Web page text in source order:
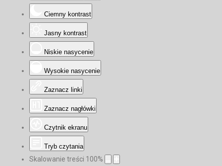
Ciemny kontrast
Jasny kontrast
Niskie nasycenie
Wysokie nasycenie
Zaznacz linki
Zaznacz nagłówki
Czytnik ekranu
Tryb czytania
Skalowanie treści 100%